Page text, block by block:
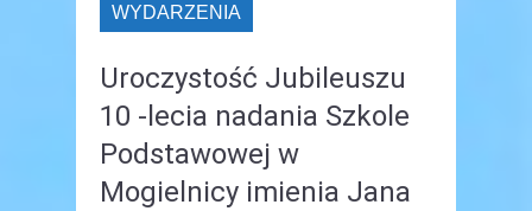
WYDARZENIA
Uroczystość Jubileuszu
10 -lecia nadania Szkole
Podstawowej w
Mogielnicy imienia Jana